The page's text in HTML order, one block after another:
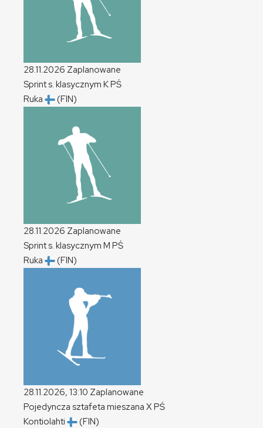
28.11.2026 Zaplanowane
Sprint s. klasycznym KPŚ
Ruka
(FIN)
28.11.2026 Zaplanowane
Sprint s. klasycznym M PŚ
Ruka
(FIN)
28.11.2026, 13:10 Zaplanowane
Pojedyncza sztafeta mieszana XPŚ
Kontiolahti
(FIN)